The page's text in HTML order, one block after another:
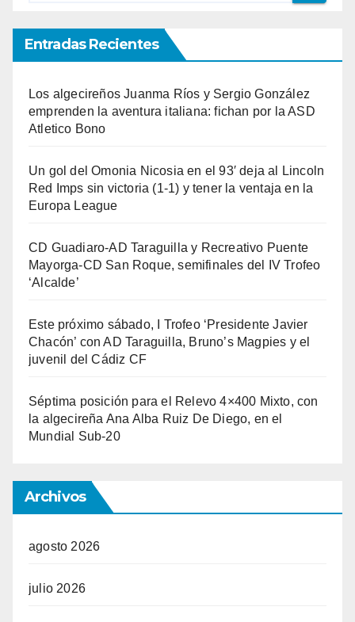
Entradas Recientes
Los algecireños Juanma Ríos y Sergio González
emprenden la aventura italiana: fichan por la ASD
Atletico Bono
Un gol del Omonia Nicosia en el 93′ deja al Lincoln
Red Imps sin victoria (1-1) y tener la ventaja en la
Europa League
CD Guadiaro-AD Taraguilla y Recreativo Puente
Mayorga-CD San Roque, semifinales del IV Trofeo
‘Alcalde’
Este próximo sábado, I Trofeo ‘Presidente Javier
Chacón’ con AD Taraguilla, Bruno’s Magpies y el
juvenil del Cádiz CF
Séptima posición para el Relevo 4×400 Mixto, con
la algecireña Ana Alba Ruiz De Diego, en el
Mundial Sub-20
Archivos
agosto 2026
julio 2026